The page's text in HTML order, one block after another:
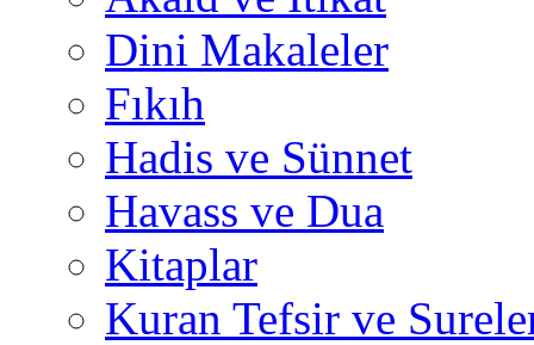
Dini Makaleler
Fıkıh
Hadis ve Sünnet
Havass ve Dua
Kitaplar
Kuran Tefsir ve